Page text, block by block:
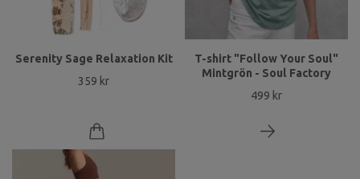
Serenity Sage Relaxation Kit
359 kr
T-shirt "Follow Your Soul"
Mintgrön - Soul Factory
499 kr